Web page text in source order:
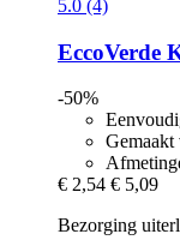
5.0 (4)
EccoVerde
-50%
Gemaakt
€ 2,54 € 5,09
Bezorging